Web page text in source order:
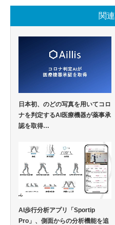
関
日本初、のどの写真を用いてコロ
ナを判定するAI医療機器が薬事承
認を取得…
AI歩行分析アプリ「Sportip
Pro」、側面からの分析機能を追